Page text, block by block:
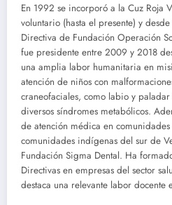
En 1992 se incorporó a la Cuz Roja
voluntario (hasta el presente) y
Directiva de Fundación Operación
fue presidente entre 2009 y 2018
una amplia labor humanitaria en
atención de niños con
craneofaciales, como labio y
diversos síndromes metabólicos.
de atención médica en
comunidades indígenas del sur de
Fundación Sigma Dental. Ha
Directivas en empresas del sector
destaca una relevante labor